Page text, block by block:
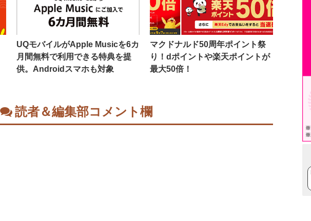
UQモバイルがApple Musicを6カ
月間無料で利用できる特典を提
供。Androidスマホも対象
マクドナルド50周年ポイント祭
り！dポイントや楽天ポイントが
最大50倍！
読者＆編集部コメント欄